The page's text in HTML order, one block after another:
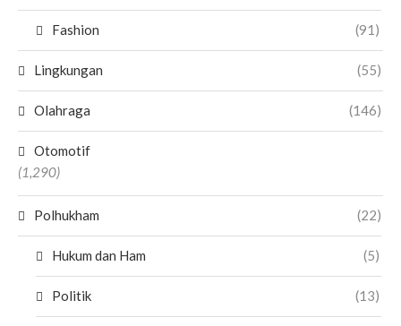
Fashion (91)
Lingkungan (55)
Olahraga (146)
Otomotif
(1,290)
Polhukham (22)
Hukum dan Ham (5)
Politik (13)